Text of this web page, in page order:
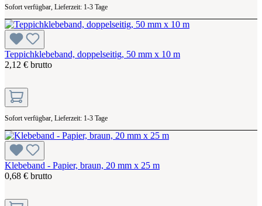
Sofort verfügbar, Lieferzeit: 1-3 Tage
Teppichklebeband, doppelseitig, 50 mm x 10 m
2,12 € brutto
Sofort verfügbar, Lieferzeit: 1-3 Tage
Klebeband - Papier, braun, 20 mm x 25 m
0,68 € brutto